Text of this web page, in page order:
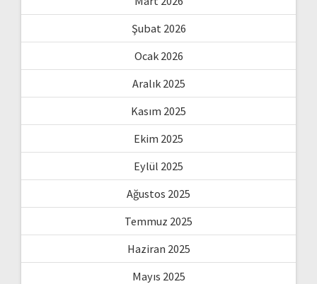
Şubat 2026
Ocak 2026
Aralık 2025
Kasım 2025
Ekim 2025
Eylül 2025
Ağustos 2025
Temmuz 2025
Haziran 2025
Mayıs 2025